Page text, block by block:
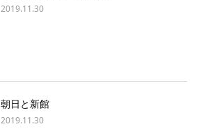
2019.11.30
朝日と新館
2019.11.30